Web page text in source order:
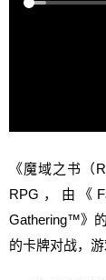
《魔域之书（
RPG，由《
Gathering™》
的卡牌对战，